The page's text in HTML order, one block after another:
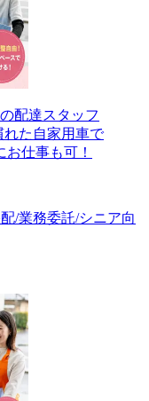
配達スタッフ
た自家用車で
仕事も可！
/業務委託/シニア向